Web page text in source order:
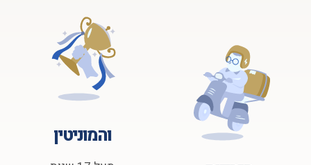
והמוניטין